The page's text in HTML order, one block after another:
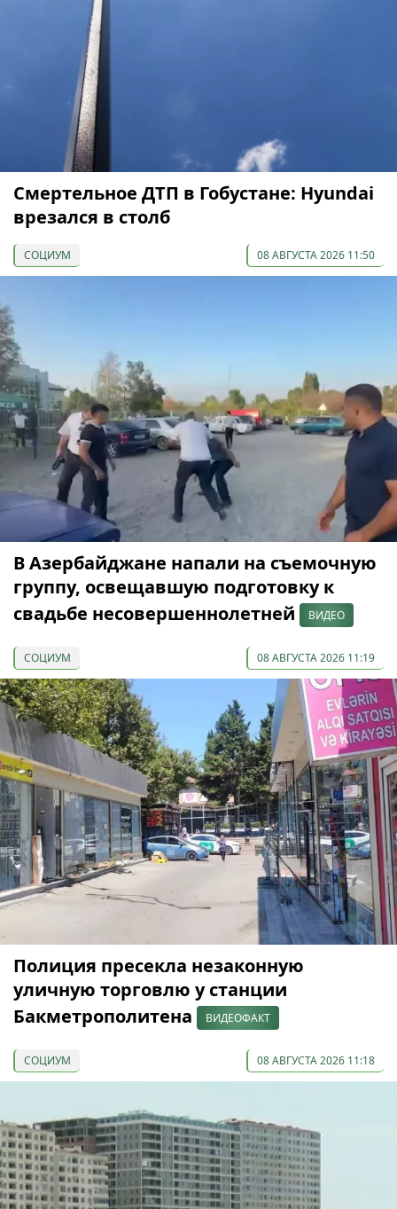
Смертельное ДТП в Гобустане: Hyundai
врезался в столб
СОЦИУМ 08 АВГУСТА 2026 11:50
В Азербайджане напали на съемочную
группу, освещавшую подготовку к
свадьбе несовершеннолетней
ВИДЕО
СОЦИУМ 08 АВГУСТА 2026 11:19
Полиция пресекла незаконную
уличную торговлю у станции
Бакметрополитена
ВИДЕОФАКТ
СОЦИУМ 08 АВГУСТА 2026 11:18